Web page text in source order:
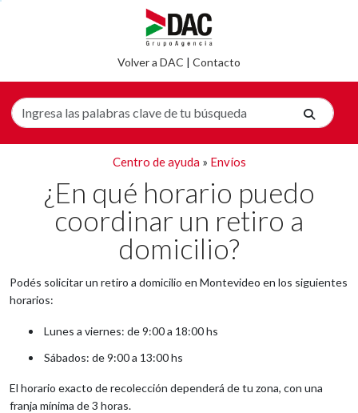
Volver a DAC | Contacto
Centro de ayuda » Envíos
¿En qué horario puedo
coordinar un retiro a
domicilio?
Podés solicitar un retiro a domicilio en Montevideo en los siguientes
horarios:
Lunes a viernes: de 9:00 a 18:00 hs
Sábados: de 9:00 a 13:00 hs
El horario exacto de recolección dependerá de tu zona, con una
franja mínima de 3 horas.